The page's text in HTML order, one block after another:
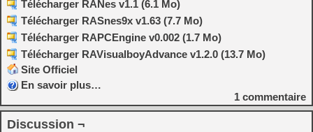
Télécharger RANes v1.1 (6.1 Mo)
Télécharger RASnes9x v1.63 (7.7 Mo)
Télécharger RAPCEngine v0.002 (1.7 Mo)
Télécharger RAVisualboyAdvance v1.2.0 (13.7 Mo)
Site Officiel
En savoir plus…
1 commentaire
Discussion ¬